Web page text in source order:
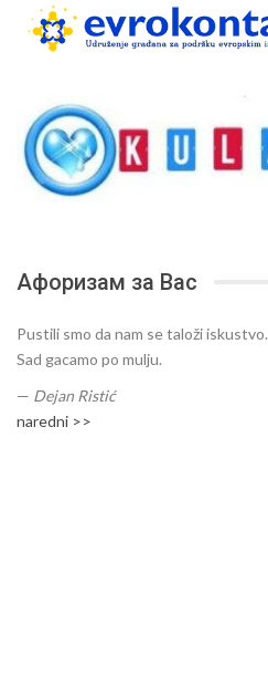
Афоризам за Вас
Pustili smo da nam se taloži iskustvo.
Sad gacamo po mulju.
— Dejan Ristić
naredni >>